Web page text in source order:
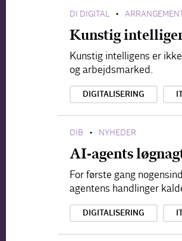
DI DIGITAL •
Kunstig
Kunstig intelligens er
og arbejdsmarked.
DIGITALISERING
DIB • NYHEDER
AI-agents
For første gang
agentens handlinger
DIGITALISERING